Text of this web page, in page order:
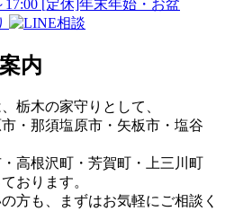
栃木の家守りとして、
・那須塩原市・矢板市・塩谷
高根沢町・芳賀町・上三川町
おります。
方も、まずはお気軽にご相談く